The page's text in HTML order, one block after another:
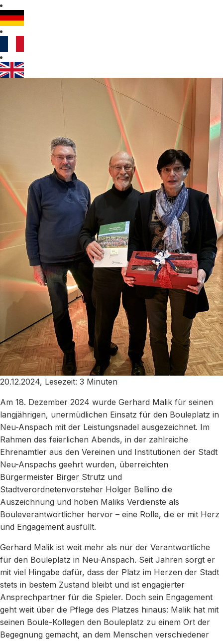
20.12.2024, Lesezeit: 3 Minuten
Am 18. Dezember 2024 wurde Gerhard Malik für seinen
langjährigen, unermüdlichen Einsatz für den Bouleplatz in
Neu-Anspach mit der Leistungsnadel ausgezeichnet. Im
Rahmen des feierlichen Abends, in der zahlreiche
Ehrenamtler aus den Vereinen und Institutionen der Stadt
Neu-Anspachs geehrt wurden, überreichten
Bürgermeister Birger Strutz und
Stadtverordnetenvorsteher Holger Bellino die
Auszeichnung und hoben Maliks Verdienste als
Bouleverantwortlicher hervor – eine Rolle, die er mit Herz
und Engagement ausfüllt.
Gerhard Malik ist weit mehr als nur der Verantwortliche
für den Bouleplatz in Neu-Anspach. Seit Jahren sorgt er
mit viel Hingabe dafür, dass der Platz im Herzen der Stadt
stets in bestem Zustand bleibt und ist engagierter
Ansprechpartner für die Spieler. Doch sein Engagement
geht weit über die Pflege des Platzes hinaus: Malik hat mit
seinen Boule-Kollegen den Bouleplatz zu einem Ort der
Begegnung gemacht, an dem Menschen verschiedener